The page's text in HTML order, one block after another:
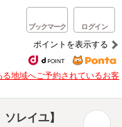
ブックマーク ログイン
ポイントを表示する
る地域へご予約されているお客
レイユ】